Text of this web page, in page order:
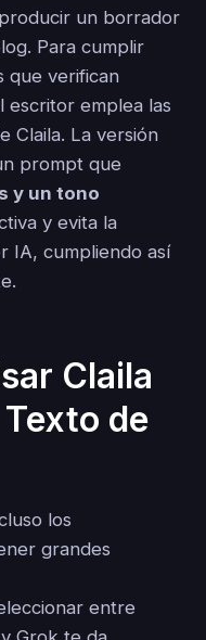
un borrador
Para cumplir
que verifican
emplea las
Claila. La versión
prompt que
y un tono
y evita la
IA, cumpliendo así
Claila
de
los
grandes
entre